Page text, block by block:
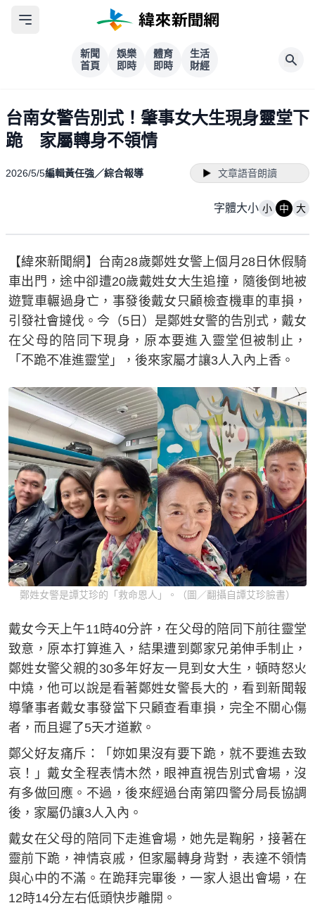
新聞
首頁
娛樂
即時
體育
即時
生活
財經
台南女警告別式！肇事女大生現身靈堂下
跪 家屬轉身不領情
2026/5/5編輯黃任強／綜合報導 文章語音朗讀
字體大小 小 中 大
【緯來新聞網】台南28歲鄭姓女警上個月28日休假騎
車出門，途中卻遭20歲戴姓女大生追撞，隨後倒地被
遊覽車輾過身亡，事發後戴女只顧檢查機車的車損，
引發社會撻伐。今（5日）是鄭姓女警的告別式，戴女
在父母的陪同下現身，原本要進入靈堂但被制止，
「不跪不准進靈堂」，後來家屬才讓3人入內上香。
鄭姓女警是譚艾珍的「救命恩人」。（圖／翻攝自譚艾珍臉書）
戴女今天上午11時40分許，在父母的陪同下前往靈堂
致意，原本打算進入，結果遭到鄭家兄弟伸手制止，
鄭姓女警父親的30多年好友一見到女大生，頓時怒火
中燒，他可以說是看著鄭姓女警長大的，看到新聞報
導肇事者戴女事發當下只顧查看車損，完全不關心傷
者，而且遲了5天才道歉。
鄭父好友痛斥：「妳如果沒有要下跪，就不要進去致
哀！」戴女全程表情木然，眼神直視告別式會場，沒
有多做回應。不過，後來經過台南第四警分局長協調
後，家屬仍讓3人入內。
戴女在父母的陪同下走進會場，她先是鞠躬，接著在
靈前下跪，神情哀戚，但家屬轉身背對，表達不領情
與心中的不滿。在跪拜完畢後，一家人退出會場，在
12時14分左右低頭快步離開。